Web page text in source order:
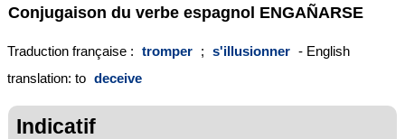
Conjugaison du verbe espagnol ENGAÑARSE
Traduction française : tromper ; s'illusionner - English
translation: to deceive
Indicatif